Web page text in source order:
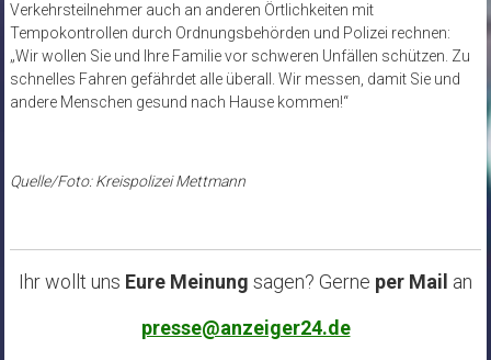
Verkehrsteilnehmer auch an anderen Örtlichkeiten mit
Tempokontrollen durch Ordnungsbehörden und Polizei rechnen:
„Wir wollen Sie und Ihre Familie vor schweren Unfällen schützen. Zu
schnelles Fahren gefährdet alle überall. Wir messen, damit Sie und
andere Menschen gesund nach Hause kommen!“
Quelle/Foto: Kreispolizei Mettmann
Ihr wollt uns Eure Meinung sagen? Gerne per Mail an
presse@anzeiger24.de